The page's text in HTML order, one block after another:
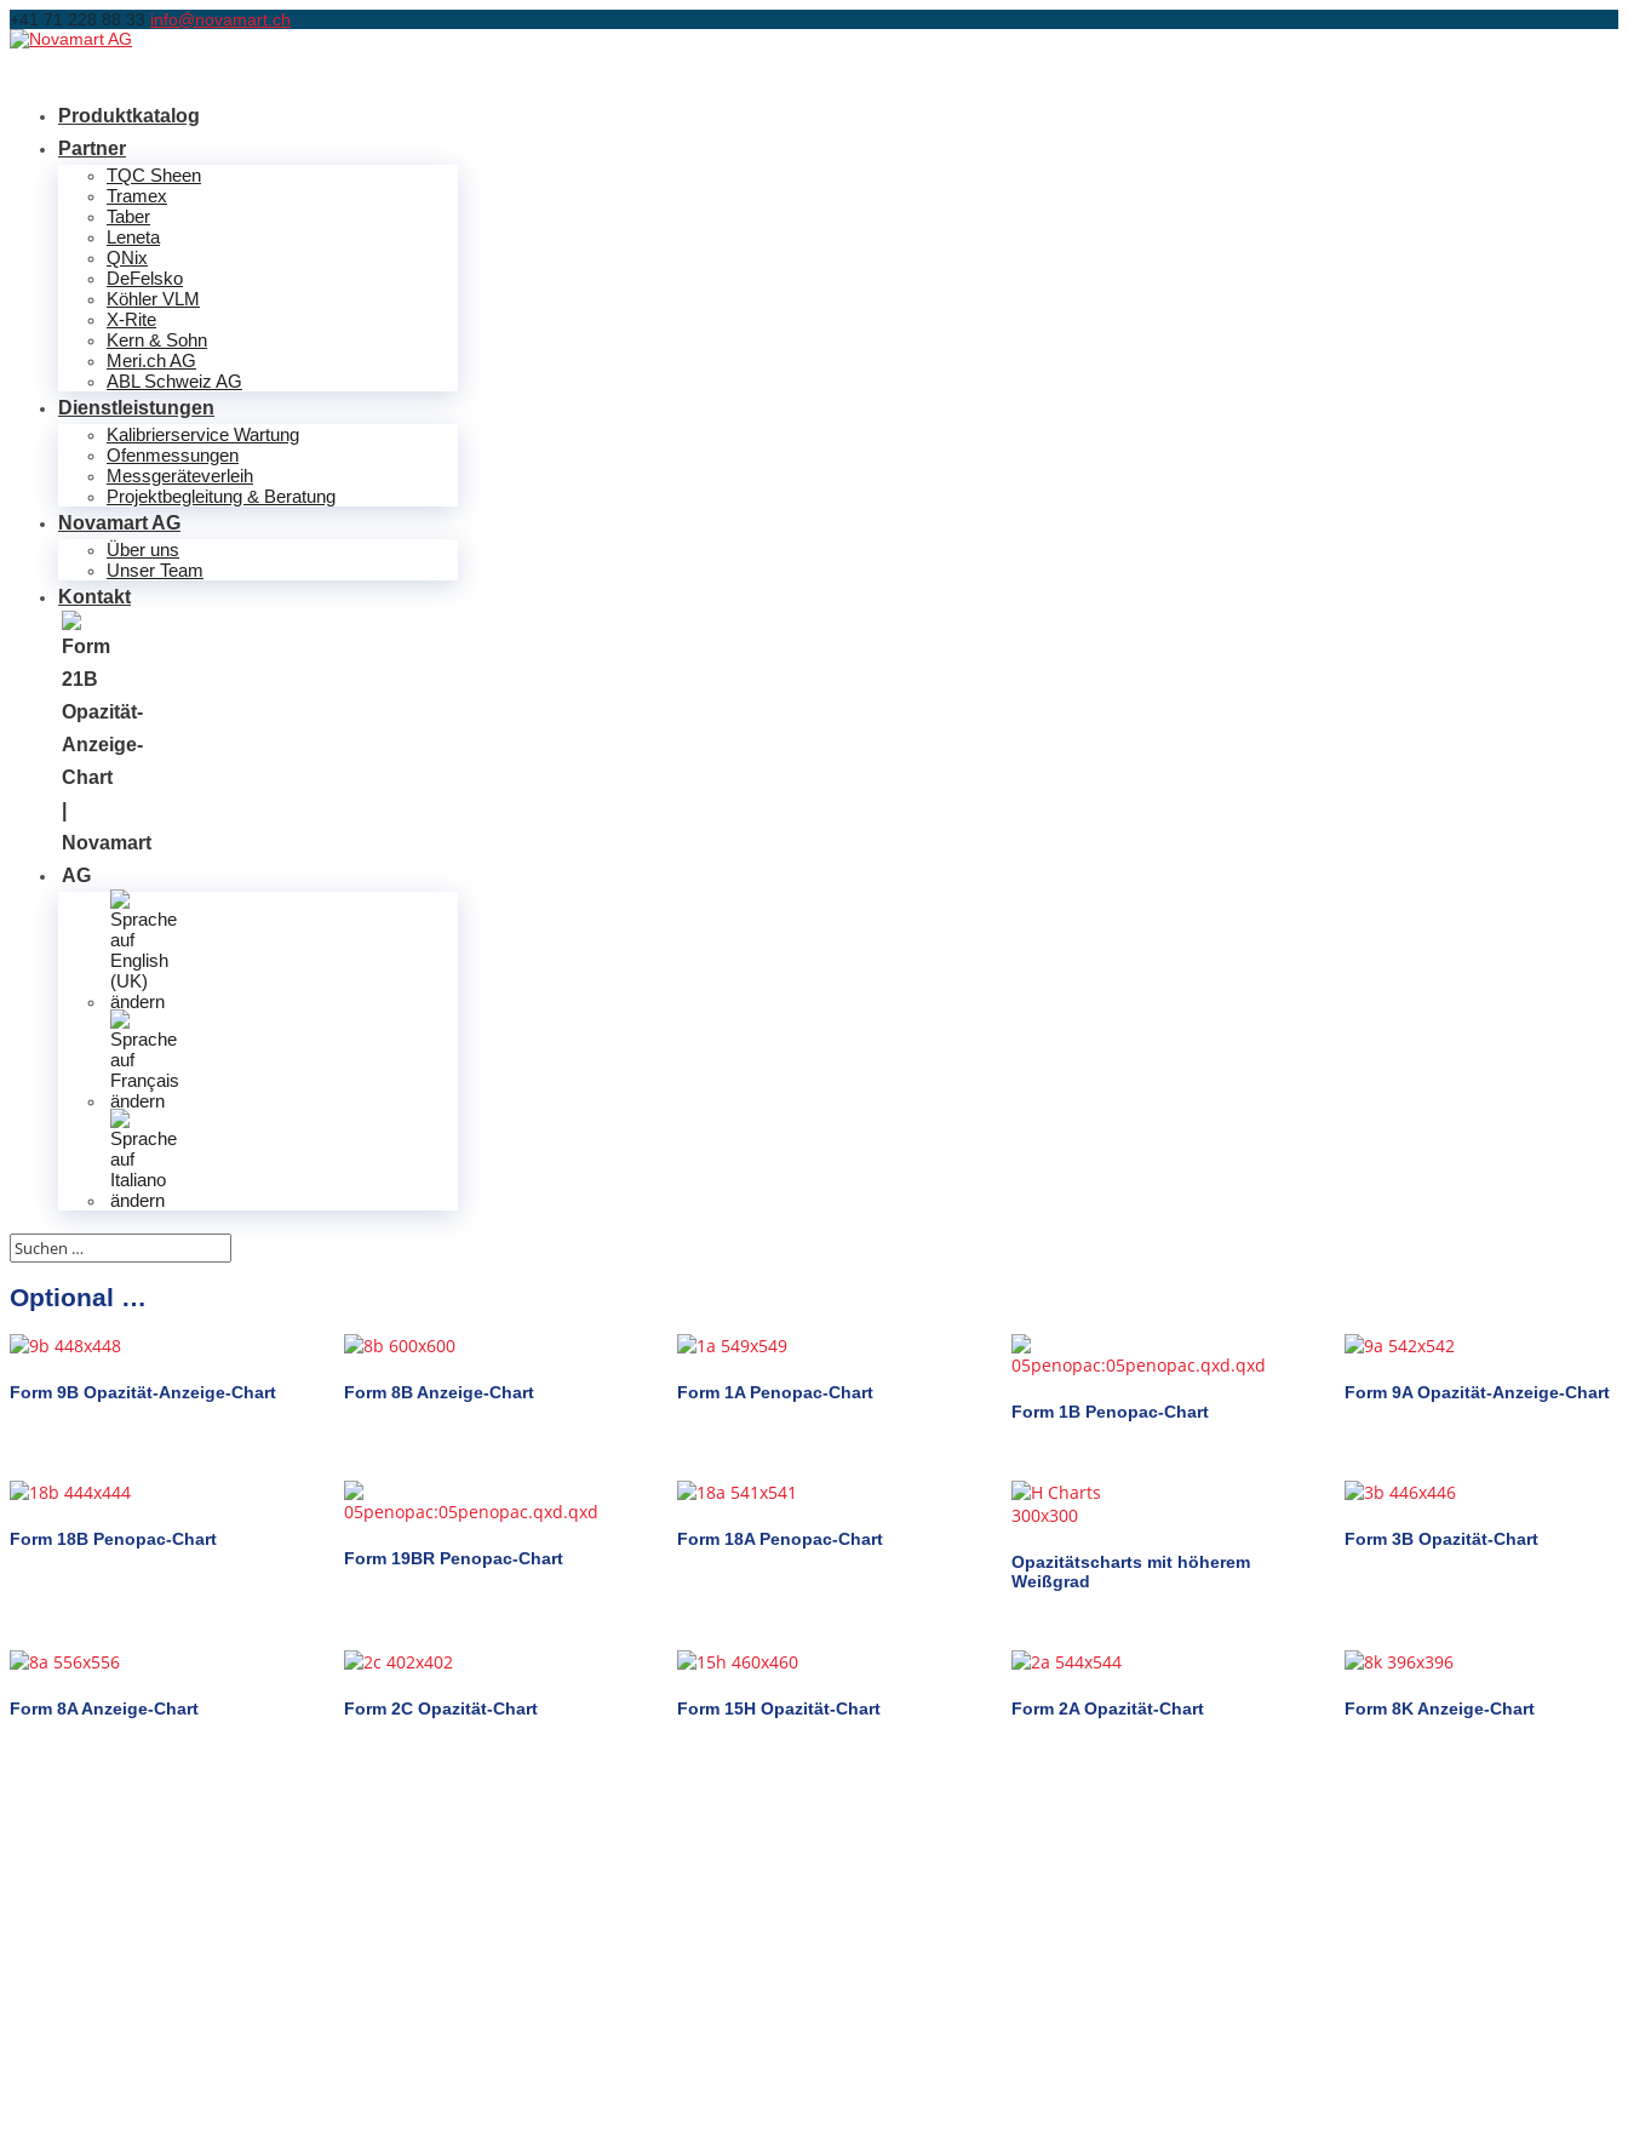
+41 71 228 88 33 info@novamart.ch
Produktkatalog
Partner
TQC Sheen
Tramex
Taber
Leneta
QNix
DeFelsko
Köhler VLM
X-Rite
Kern & Sohn
Meri.ch AG
ABL Schweiz AG
Dienstleistungen
Kalibrierservice Wartung
Ofenmessungen
Messgeräteverleih
Projektbegleitung & Beratung
Novamart AG
Über uns
Unser Team
Kontakt
Optional …
Form 9B Opazität-Anzeige-Chart Form 8B Anzeige-Chart
Form 1A Penopac-Chart
Form 1B Penopac-Chart
Form 9A Opazität-Anzeige-Chart
Form 18B Penopac-Chart
Form 19BR Penopac-Chart
Form 18A Penopac-Chart
Opazitätscharts mit höherem
Weißgrad
Form 3B Opazität-Chart
Form 8A Anzeige-Chart Form 2C Opazität-Chart Form 15H Opazität-Chart Form 2A Opazität-Chart Form 8K Anzeige-Chart